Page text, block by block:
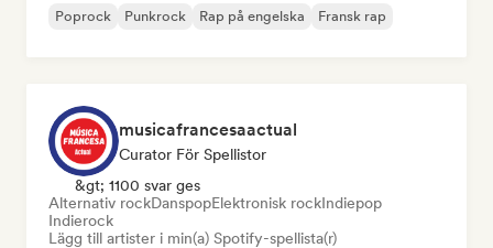
Poprock
Punkrock Rap på engelska Fransk rap
musicafrancesaactual
Curator För Spellistor
&gt; 1100 svar ges
Alternativ rockDanspopElektronisk rockIndiepop
Indierock
Lägg till artister i min(a) Spotify-spellista(r)